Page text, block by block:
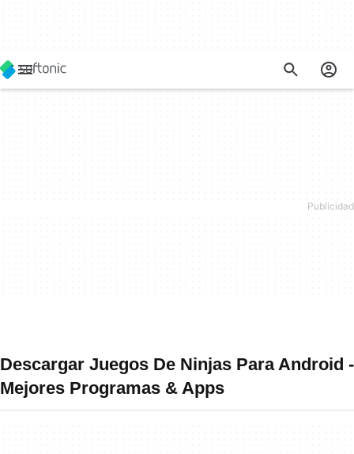
Descargar Juegos De Ninjas Para Android -
Mejores Programas & Apps